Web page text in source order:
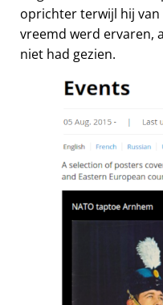
oprichter terwijl hij van
vreemd werd ervaren,
niet had gezien.